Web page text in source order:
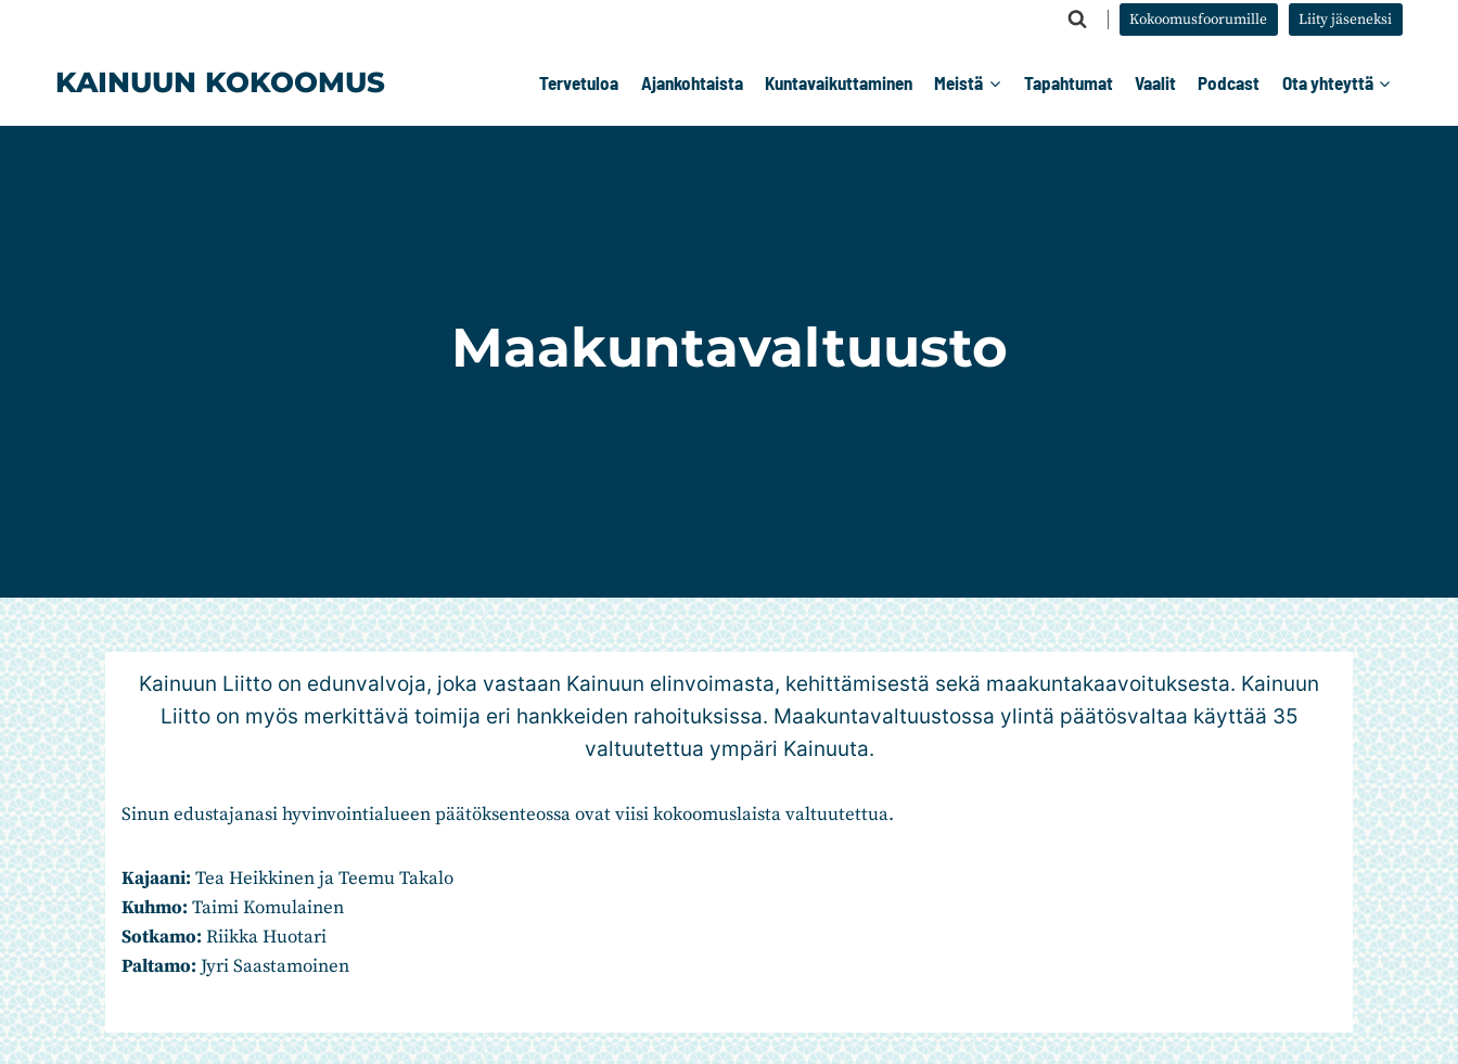
Kokoomusfoorumille Liity jäseneksi
KAINUUN KOKOOMUS Tervetuloa Ajankohtaista Kuntavaikuttaminen Meistä Tapahtumat Vaalit Podcast Ota yhteyttä
Maakuntavaltuusto
Kainuun Liitto on edunvalvoja, joka vastaan Kainuun elinvoimasta, kehittämisestä sekä maakuntakaavoituksesta. Kainuun
Liitto on myös merkittävä toimija eri hankkeiden rahoituksissa. Maakuntavaltuustossa ylintä päätösvaltaa käyttää 35
valtuutettua ympäri Kainuuta.
Sinun edustajanasi hyvinvointialueen päätöksenteossa ovat viisi kokoomuslaista valtuutettua.
Kajaani: Tea Heikkinen ja Teemu Takalo
Kuhmo: Taimi Komulainen
Sotkamo: Riikka Huotari
Paltamo: Jyri Saastamoinen